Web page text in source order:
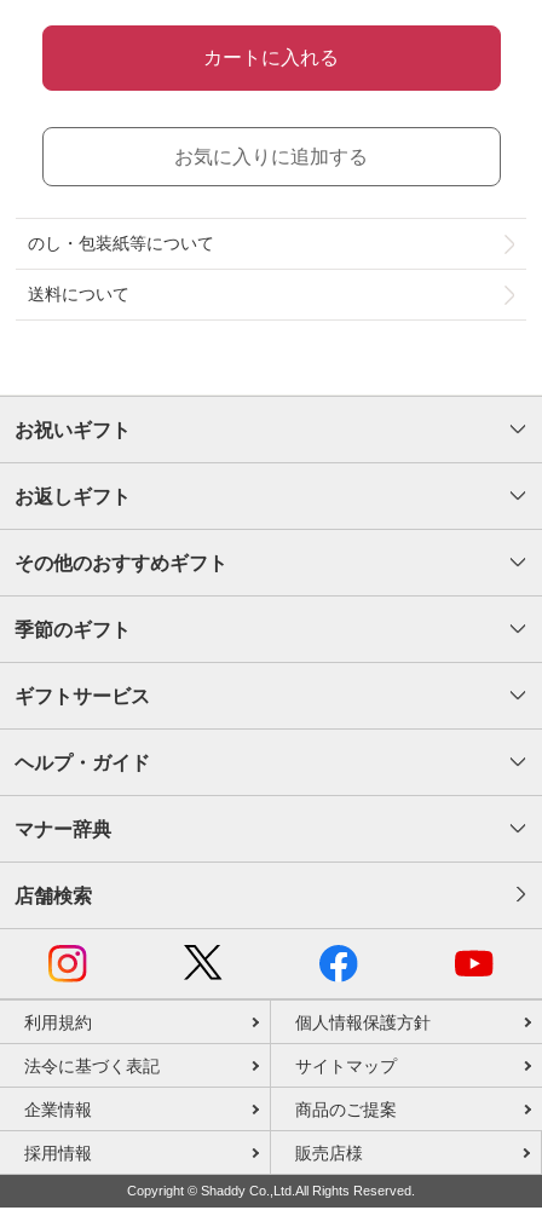
カートに入れる
お気に入りに追加する
のし・包装紙等について
送料について
お祝いギフト
お返しギフト
その他のおすすめギフト
季節のギフト
ギフトサービス
ヘルプ・ガイド
マナー辞典
店舗検索
利用規約 個人情報保護方針
法令に基づく表記 サイトマップ
企業情報 商品のご提案
採用情報 販売店様
Copyright © Shaddy Co.,Ltd.All Rights Reserved.